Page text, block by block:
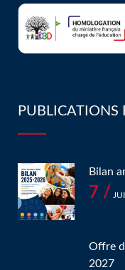
PUBLICATIONS
Bilan
7 /
Offre
2027